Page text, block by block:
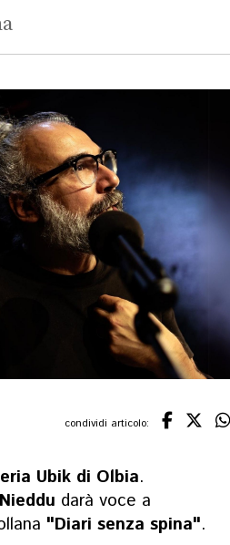
condividi articolo:
Ubik di Olbia.
darà voce a
"Diari senza spina".